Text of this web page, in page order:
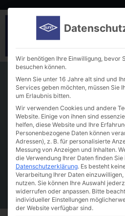
GenTegra RNAssure™
Wir benötigen Ihre Einwilligung, bevor
besuchen können.
Wenn Sie unter 16 Jahre alt sind und
Services geben möchten, müssen Sie
um Erlaubnis bitten.
Wir verwenden Cookies und andere
Website. Einige von ihnen sind
helfen, diese Website und Ihre
Personenbezogene Daten können
Adressen), z. B. für personalisierte
Messung von Anzeigen und Inhalten.
die Verwendung Ihrer Daten finden Sie
Datenschutzerklärung. Es besteht
Verarbeitung Ihrer Daten
nutzen. Sie können Ihre Auswahl
widerrufen oder anpassen. Bitte
individueller Einstellungen
der Website verfügbar sind.